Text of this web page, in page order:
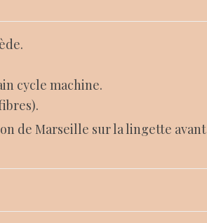
cycle machine.
de Marseille sur la lingette